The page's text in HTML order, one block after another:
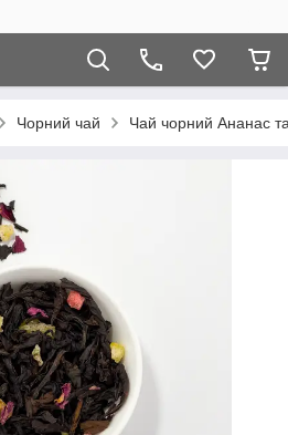
Чорний чай Чай чорний Ананас